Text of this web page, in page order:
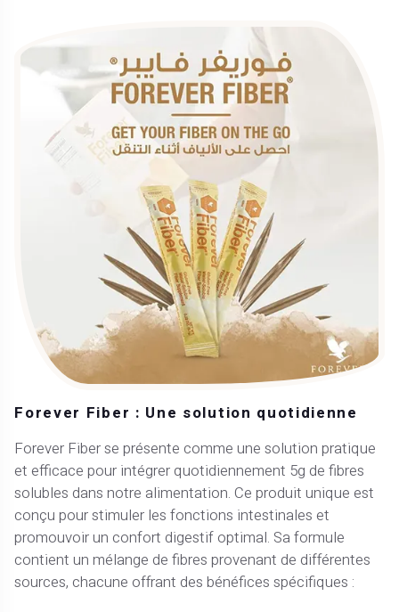
Forever Fiber : Une solution quotidienne
Forever Fiber se présente comme une solution pratique
et efficace pour intégrer quotidiennement 5g de fibres
solubles dans notre alimentation. Ce produit unique est
conçu pour stimuler les fonctions intestinales et
promouvoir un confort digestif optimal. Sa formule
contient un mélange de fibres provenant de différentes
sources, chacune offrant des bénéfices spécifiques :